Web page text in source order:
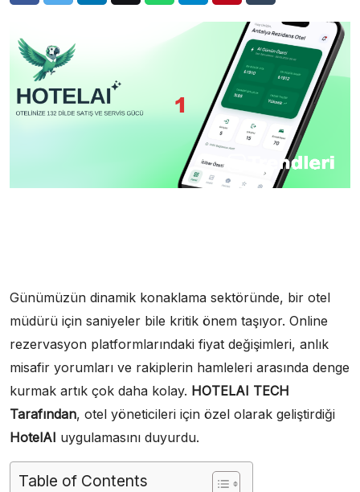
Günümüzün dinamik konaklama sektöründe, bir otel
müdürü için saniyeler bile kritik önem taşıyor. Online
rezervasyon platformlarındaki fiyat değişimleri, anlık
misafir yorumları ve rakiplerin hamleleri arasında denge
kurmak artık çok daha kolay. HOTELAI TECH
Tarafından, otel yöneticileri için özel olarak geliştirdiği
HotelAI uygulamasını duyurdu.
Table of Contents